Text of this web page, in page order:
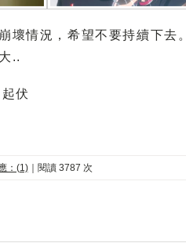
壞情況，希望不要持續下去。
..
伏
：(1)｜閱讀 3787 次